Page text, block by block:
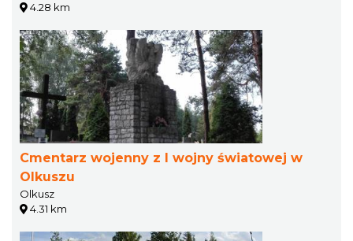
4.28 km
Cmentarz wojenny z I wojny światowej w
Olkuszu
Olkusz
4.31 km